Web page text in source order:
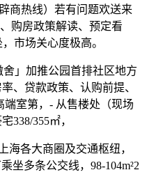
商热线）若有问题欢送来
购房政策解读、预定看
市场关心度极高。
」加推公园首排社区地方
、贷款政策、认购前提、
端室第，- 从售楼处（现场
338/355㎡，
各大商圈及交通枢纽，
坐多条公交线，98-104m²2